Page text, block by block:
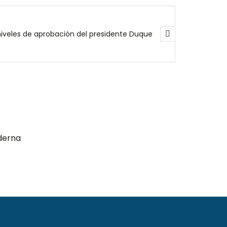
de aprobación del presidente Duque